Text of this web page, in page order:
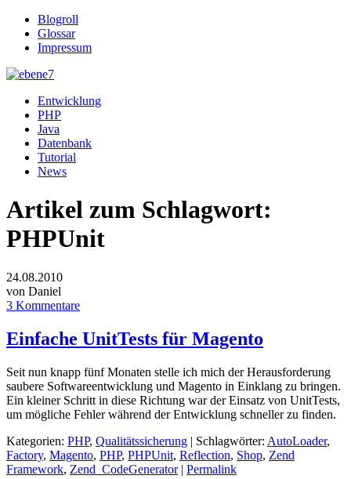
Blogroll
Glossar
Impressum
Entwicklung
PHP
Java
Datenbank
Tutorial
News
Artikel zum Schlagwort:
PHPUnit
24.08.2010
von Daniel
3 Kommentare
Einfache UnitTests für Magento
Seit nun knapp fünf Monaten stelle ich mich der Herausforderung
saubere Softwareentwicklung und Magento in Einklang zu bringen.
Ein kleiner Schritt in diese Richtung war der Einsatz von UnitTests,
um mögliche Fehler während der Entwicklung schneller zu finden.
Kategorien: PHP, Qualitätssicherung | Schlagwörter: AutoLoader,
Factory, Magento, PHP, PHPUnit, Reflection, Shop, Zend
Framework, Zend_CodeGenerator| Permalink